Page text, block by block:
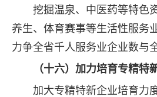
挖掘温泉、中医药等特色
养生、体育赛事等生活性服务
力争全省千人服务业企业数与
（十六）加力培育专精特
加大专精特新企业培育力